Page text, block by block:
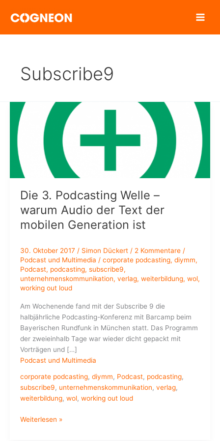
Inhalt
Subscribe9
Die 3. Podcasting Welle –
warum Audio der Text der
mobilen Generation ist
30. Oktober 2017 / Simon Dückert / 2 Kommentare /
Podcast und Multimedia / corporate podcasting, diymm,
Podcast, podcasting, subscribe9,
unternehmenskommunikation, verlag, weiterbildung, wol,
working out loud
Am Wochenende fand mit der Subscribe 9 die
halbjährliche Podcasting-Konferenz mit Barcamp beim
Bayerischen Rundfunk in München statt. Das Programm
der zweieinhalb Tage war wieder dicht gepackt mit
Vorträgen und […]
Podcast und Multimedia
corporate podcasting, diymm, Podcast, podcasting,
subscribe9, unternehmenskommunikation, verlag,
weiterbildung, wol, working out loud
Die
Weiterlesen »